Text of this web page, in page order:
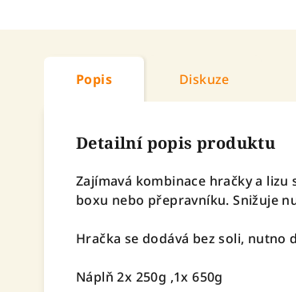
Popis Diskuze
Detailní popis produktu
Zajímavá kombinace hračky a
boxu nebo přepravníku. Snižuje
Hračka se dodává bez soli, nutno
Náplň 2x 250g ,1x 650g